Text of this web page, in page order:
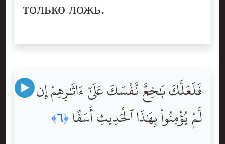
только ложь.
فَلَعَلَّكَ بَٰخِعٌۭ نَّفْسَكَ عَلَىٰٓ ءَاثَٰرِهِمْ إِن
لَّمْ يُؤْمِنُواْ بِهَٰذَا ٱلْحَدِيثِ أَسَفًا ﴿٦﴾